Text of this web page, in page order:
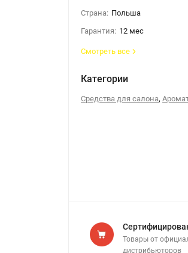
Страна: Польша
Гарантия: 12 мес
Смотреть все
Категории
Средства для салона,
Товары от
дистрибьюторов